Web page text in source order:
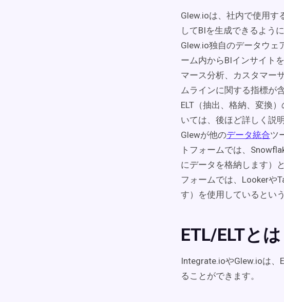
Glew.ioは、社内で使用す
してBIを生成できるよう
Glew.io独自のデータウェ
ーム内からBIインサイト
マース分析、カスタマー
ムラインに関する指標が
ELT（抽出、格納、変換
いては、後ほど詳しく説
Glewが他のデータ統合ツ
トフォームでは、
にデータを格納します）
フォームでは、Lookerや
す）を使用しているとい
ETL/ELTとは
Integrate.ioやGlew.ioは、
ることができます。